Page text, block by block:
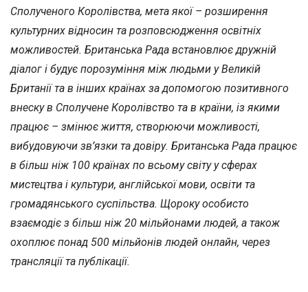
Сполученого Королівства, мета якої – розширення
культурних відносин та розповсюдження освітніх
можливостей. Британська Рада встановлює дружній
діалог і будує порозуміння між людьми у Великій
Британії та в інших країнах за допомогою позитивного
внеску в Сполучене Королівство та в країни, із якими
працює – змінює життя, створюючи можливості,
вибудовуючи зв’язки та довіру. Британська Рада працює
в більш ніж 100 країнах по всьому світу у сферах
мистецтва і культури, англійської мови, освіти та
громадянського суспільства. Щороку особисто
взаємодіє з більш ніж 20 мільйонами людей, а також
охоплює понад 500 мільйонів людей онлайн, через
трансляції та публікації.